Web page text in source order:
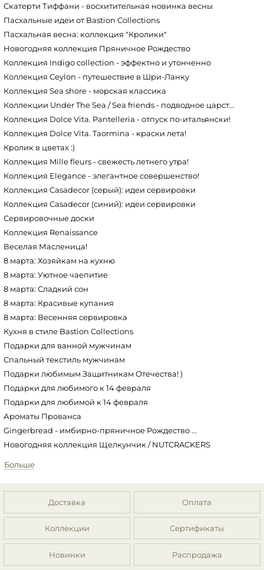
Скатерти Тиффани - восхитительная новинка весны
Пасхальные идеи от Bastion Сollections
Пасхальная весна: коллекция "Кролики"
Новогодняя коллекция Пряничное Рождество
Коллекция Indigo collection - эффектно и утонченно
Коллекция Ceylon - путешествие в Шри-Ланку
Коллекция Sea shore - морская классика
Коллекции Under The Sea / Sea friends - подводное царство
Коллекция Dolce Vita. Pantelleria - отпуск по-итальянски!
Коллекция Dolce Vita. Taormina - краски лета!
Кролик в цветах :)
Коллекция Mille fleurs - свежесть летнего утра!
Коллекция Elegance - элегантное совершенство!
Коллекция Casadecor (серый): идеи сервировки
Коллекция Casadecor (синий): идеи сервировки
Сервировочные доски
Коллекция Renaissance
Веселая Масленица!
8 марта: Хозяйкам на кухню
8 марта: Уютное чаепитие
8 марта: Сладкий сон
8 марта: Красивые купания
8 марта: Весенняя сервировка
Кухня в стиле Bastion Collections
Подарки для ванной мужчинам
Спальный текстиль мужчинам
Подарки любимым Защитникам Отечества! )
Подарки для любимого к 14 февраля
Подарки для любимой к 14 февраля
Ароматы Прованса
Gingerbread - имбирно-пряничное Рождество ...
Новогодняя коллекция Щелкунчик / NUTCRACKERS
Доставка Оплата
Коллекции Сертификаты
Новинки Распродажа